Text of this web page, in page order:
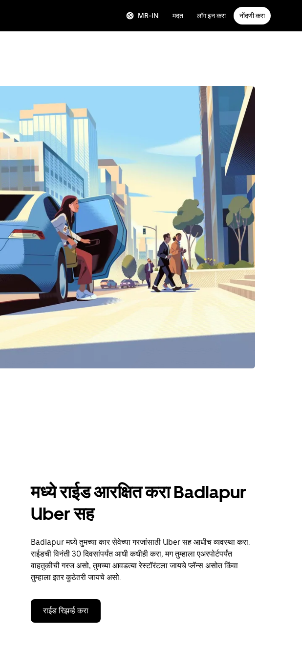
MR-IN मदत लॉग इन करा नोंदणी करा
मध्ये राईड आरक्षित करा Badlapur
Uber सह
Badlapur मध्ये तुमच्या कार सेवेच्या गरजांसाठी Uber सह आधीच व्यवस्था करा.
राईडची विनंती 30 दिवसांपर्यंत आधी कधीही करा, मग तुम्हाला एअरपोर्टपर्यंत
वाहतुकीची गरज असो, तुमच्या आवडत्या रेस्टॉरंटला जायचे प्लॅन्स असोत किंवा
तुम्हाला इतर कुठेतरी जायचे असो.
राईड रिझर्व्ह करा